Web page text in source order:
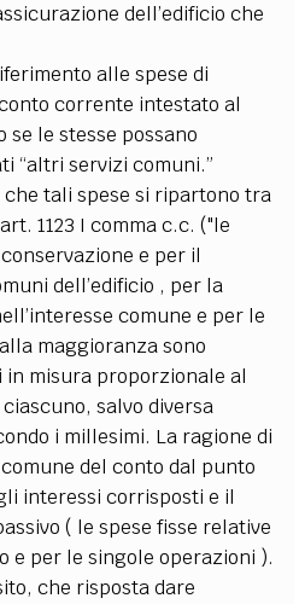
dell’edificio che
alle spese di
corrente intestato al
se le stesse possano
“altri servizi comuni.”
tali spese si ripartono tra
1123 I comma c.c. ("le
e per il
dell’edificio , per la
comune e per le
maggioranza sono
in misura proporzionale al
salvo diversa
i millesimi. La ragione di
del conto dal punto
interessi corrisposti e il
( le spese fisse relative
e per le singole operazioni ).
che risposta dare